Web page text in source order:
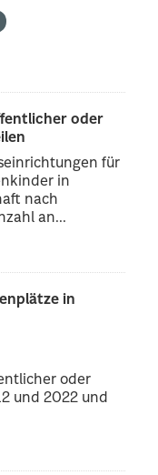
oder
für
in
nach
an...
in
oder
und 2022 und